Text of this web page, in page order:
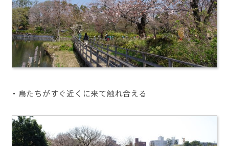
・鳥たちがすぐ近くに来て触れ合える